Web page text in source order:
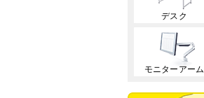
デスク
モニターアーム